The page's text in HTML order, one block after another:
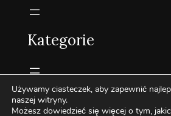
Kategorie
Używamy ciasteczek, aby zapewnić
naszej witryny.
Możesz dowiedzieć się więcej o tym,